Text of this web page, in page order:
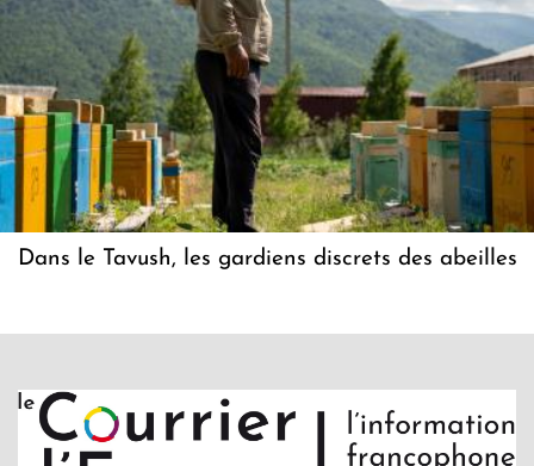
Dans le Tavush, les gardiens discrets des abeilles